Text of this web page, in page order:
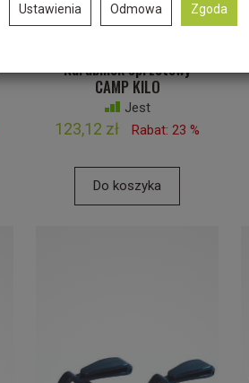
Karabinek sprzetowy
CAMP KILO
Jest
123,12 zł Rabat: 23 %
Do koszyka
Ustawienia Odmowa Zgoda